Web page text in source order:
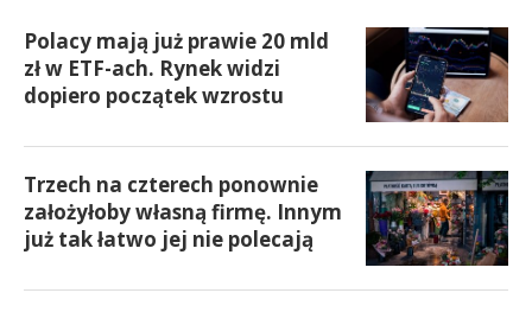
Polacy mają już prawie 20 mld
zł w ETF-ach. Rynek widzi
dopiero początek wzrostu
Trzech na czterech ponownie
założyłoby własną firmę. Innym
już tak łatwo jej nie polecają